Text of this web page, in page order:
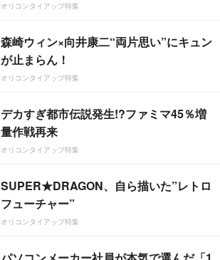
オリコンタイアップ特集
森崎ウィン×向井康二“両片思い”にキュン
が止まらん！
オリコンタイアップ特集
デカすぎ都市伝説発生!?ファミマ45％増
量作戦再来
オリコンタイアップ特集
SUPER★DRAGON、自ら描いた”レトロ
フューチャー”
オリコンタイアップ特集